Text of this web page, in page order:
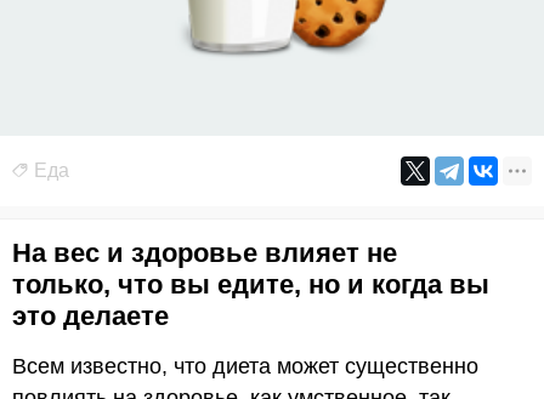
Еда
На вес и здоровье влияет не
только, что вы едите, но и когда вы
это делаете
Всем известно, что диета может существенно